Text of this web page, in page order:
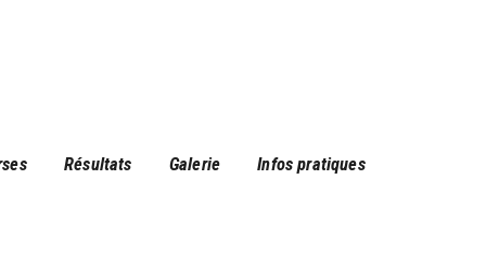
Résultats Galerie Infos pratiques